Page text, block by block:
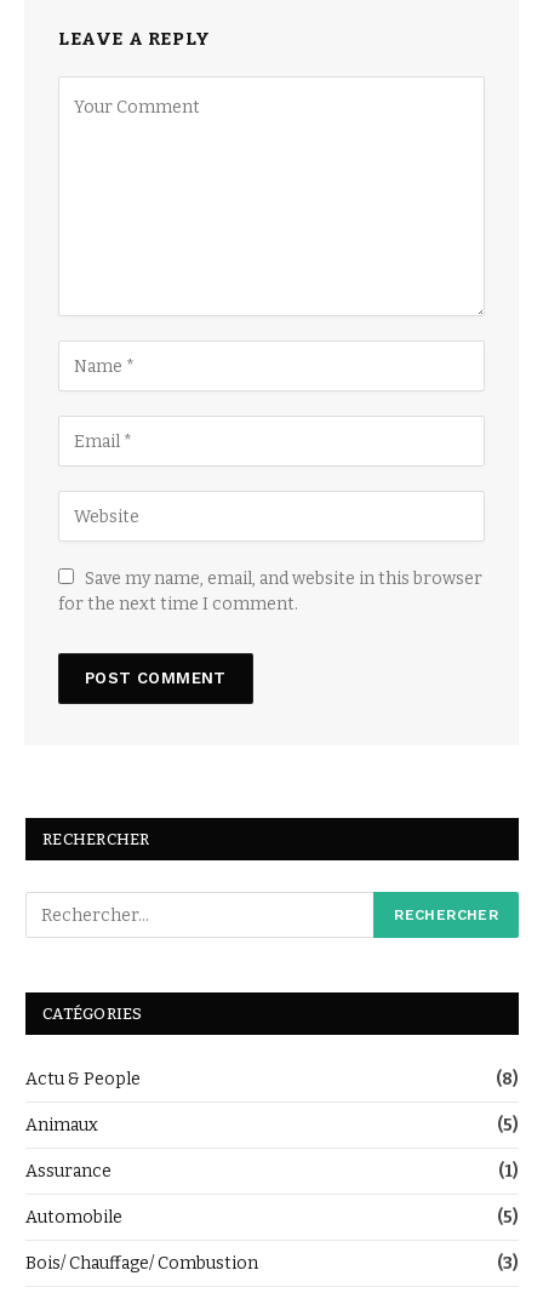
LEAVE A REPLY
Save my name, email, and website in this browser
for the next time I comment.
RECHERCHER
CATÉGORIES
Actu & People (8)
Animaux (5)
Assurance (1)
Automobile (5)
Bois/ Chauffage/ Combustion (3)